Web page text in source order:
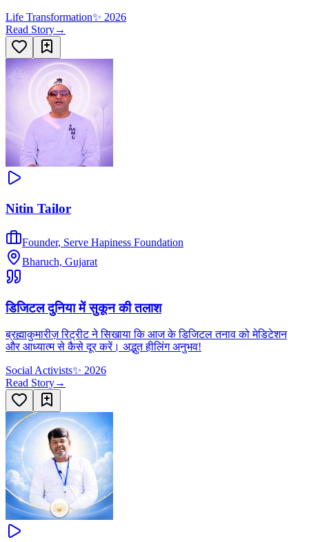
Life Transformation✨ 2026
Read Story→
Nitin Tailor
Founder, Serve Hapiness Foundation
Bharuch, Gujarat
डिजिटल दुनिया में सुकून की तलाश
ब्रह्माकुमारीज़ रिट्रीट ने सिखाया कि आज के डिजिटल तनाव को मेडिटेशन
और आध्यात्म से कैसे दूर करें। अद्भुत हीलिंग अनुभव!
Social Activists✨ 2026
Read Story→